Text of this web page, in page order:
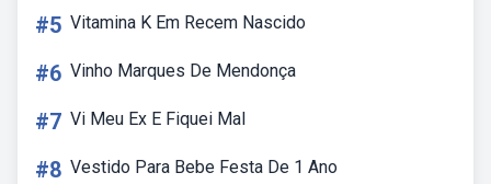
#5 Vitamina K Em Recem Nascido
#6 Vinho Marques De Mendonça
#7 Vi Meu Ex E Fiquei Mal
#8 Vestido Para Bebe Festa De 1 Ano